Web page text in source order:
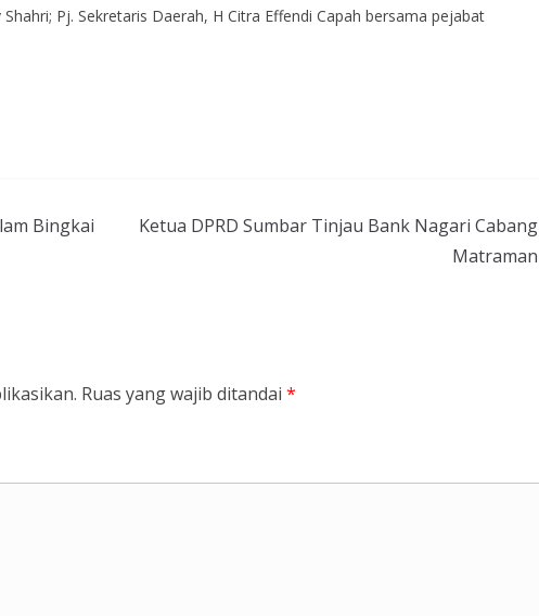
Pj. Sekretaris Daerah, H Citra Effendi Capah bersama pejabat
Bingkai
Ketua DPRD Sumbar Tinjau Bank Nagari Cabang
Matraman
Ruas yang wajib ditandai *